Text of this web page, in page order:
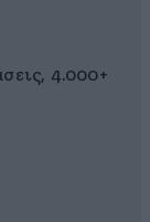
4.000+